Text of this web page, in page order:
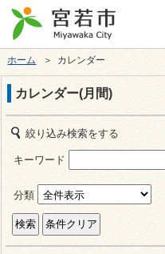
ホーム ＞ カレンダー
カレンダー(月間)
絞り込み検索をする
キーワード
分類